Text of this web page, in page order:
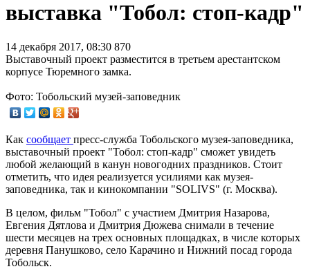
выставка "Тобол: стоп-кадр"
14 декабря 2017, 08:30 870
Выставочный проект разместится в третьем арестантском
корпусе Тюремного замка.
Фото: Тобольский музей-заповедник
Как сообщает пресс-служба Тобольского музея-заповедника,
выставочный проект "Тобол: стоп-кадр" сможет увидеть
любой желающий в канун новогодних праздников. Стоит
отметить, что идея реализуется усилиями как музея-
заповедника, так и кинокомпании "SOLIVS" (г. Москва).
В целом, фильм "Тобол" с участием Дмитрия Назарова,
Евгения Дятлова и Дмитрия Дюжева снимали в течение
шести месяцев на трех основных площадках, в числе которых
деревня Панушково, село Карачино и Нижний посад города
Тобольск.